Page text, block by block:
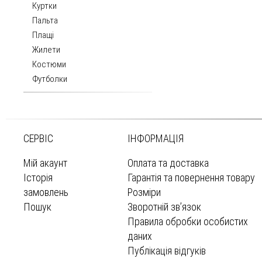
Куртки
Пальта
Плащі
Жилети
Костюми
Футболки
СЕРВІС
Мій акаунт
Історія
замовлень
Пошук
ІНФОРМАЦІЯ
Оплата та доставка
Гарантія та повернення товару
Розміри
Зворотній зв’язок
Правила обробки особистих
даних
Публікація відгуків